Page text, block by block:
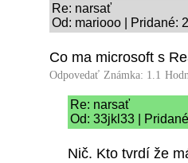
Re: narsať
Od: mariooo | Pridané:
Co ma microsoft s
Odpovedať Známka: 1.1
Re: narsať
Od: 33jkl33 |
Nič. Kto tvrdí že